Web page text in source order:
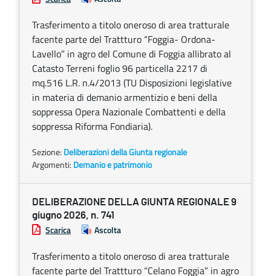
Trasferimento a titolo oneroso di area tratturale
facente parte del Trattturo “Foggia- Ordona-
Lavello” in agro del Comune di Foggia allibrato al
Catasto Terreni foglio 96 particella 2217 di
mq.516 L.R. n.4/2013 (TU Disposizioni legislative
in materia di demanio armentizio e beni della
soppressa Opera Nazionale Combattenti e della
soppressa Riforma Fondiaria).
Sezione: Deliberazioni della Giunta regionale
Argomenti: Demanio e patrimonio
DELIBERAZIONE DELLA GIUNTA REGIONALE 9
giugno 2026, n. 741
Scarica Ascolta
Trasferimento a titolo oneroso di area tratturale
facente parte del Trattturo “Celano Foggia” in agro